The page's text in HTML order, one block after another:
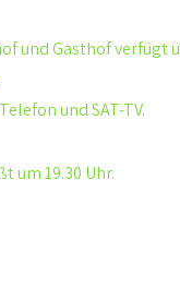
und Gasthof verfügt
und SAT-TV.
um 19.30 Uhr.